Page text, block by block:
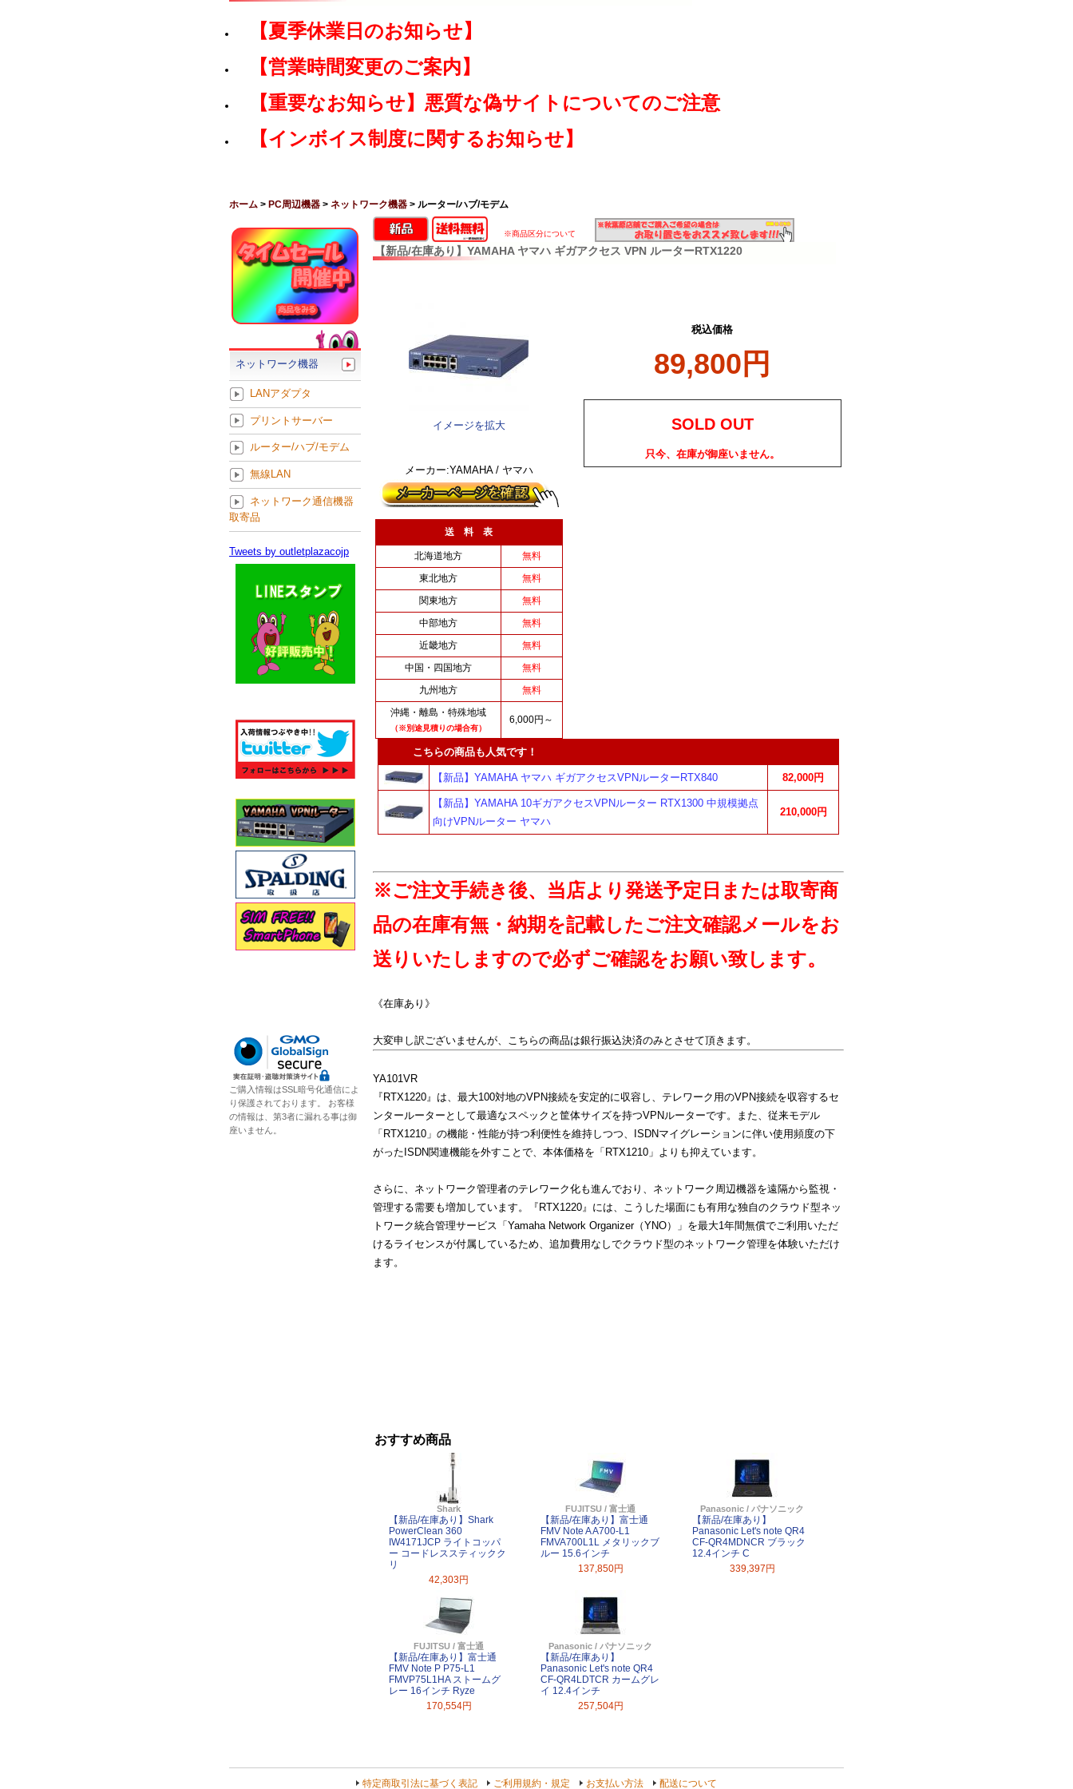
【夏季休業日のお知らせ】
【営業時間変更のご案内】
【重要なお知らせ】悪質な偽サイトについてのご注意
【インボイス制度に関するお知らせ】
ホーム > PC周辺機器 > ネットワーク機器 > ルーター/ハブ/モデム
※商品区分について
【新品/在庫あり】YAMAHA ヤマハ ギガアクセス VPN ルーターRTX1220
イメージを拡大
メーカー:YAMAHA / ヤマハ
送 料 表
北海道地方
無料
東北地方
無料
関東地方
無料
中部地方
無料
近畿地方
無料
中国・四国地方
無料
九州地方
無料
沖縄・離島・特殊地域
（※別途見積りの場合有）
6,000円～
税込価格
89,800円
SOLD OUT
只今、在庫が御座いません。
こちらの商品も人気です！
【新品】YAMAHA ヤマハ ギガアクセスVPNルーターRTX840 82,000円
【新品】YAMAHA 10ギガアクセスVPNルーター RTX1300 中規模拠点
向けVPNルーター ヤマハ
210,000円
※ご注文手続き後、当店より発送予定日または取寄商
品の在庫有無・納期を記載したご注文確認メールをお
送りいたしますので必ずご確認をお願い致します。
《在庫あり》
大変申し訳ございませんが、こちらの商品は銀行振込決済のみとさせて頂きます。
YA101VR
『RTX1220』は、最大100対地のVPN接続を安定的に収容し、テレワーク用のVPN接続を収容するセ
ンタールーターとして最適なスペックと筐体サイズを持つVPNルーターです。また、従来モデル
「RTX1210」の機能・性能が持つ利便性を維持しつつ、ISDNマイグレーションに伴い使用頻度の下
がったISDN関連機能を外すことで、本体価格を「RTX1210」よりも抑えています。
さらに、ネットワーク管理者のテレワーク化も進んでおり、ネットワーク周辺機器を遠隔から監視・
管理する需要も増加しています。『RTX1220』には、こうした場面にも有用な独自のクラウド型ネッ
トワーク統合管理サービス「Yamaha Network Organizer（YNO）」を最大1年間無償でご利用いただ
けるライセンスが付属しているため、追加費用なしでクラウド型のネットワーク管理を体験いただけ
ます。
おすすめ商品
Shark
【新品/在庫あり】Shark
PowerClean 360
IW4171JCP ライトコッパ
ー コードレススティックク
リ
42,303円
FUJITSU / 富士通
【新品/在庫あり】富士通
FMV Note A A700-L1
FMVA700L1L メタリックブ
ルー 15.6インチ
137,850円
Panasonic / パナソニック
【新品/在庫あり】
Panasonic Let's note QR4
CF-QR4MDNCR ブラック
12.4インチ C
339,397円
FUJITSU / 富士通
【新品/在庫あり】富士通
FMV Note P P75-L1
FMVP75L1HA ストームグ
レー 16インチ Ryze
170,554円
Panasonic / パナソニック
【新品/在庫あり】
Panasonic Let's note QR4
CF-QR4LDTCR カームグレ
イ 12.4インチ
257,504円
ネットワーク機器
LANアダプタ
プリントサーバー
ルーター/ハブ/モデム
無線LAN
ネットワーク通信機器
取寄品
Tweets by outletplazacojp
ご購入情報はSSL暗号化通信によ
り保護されております。 お客様
の情報は、第3者に漏れる事は御
座いません。
特定商取引法に基づく表記 ご利用規約・規定 お支払い方法 配送について